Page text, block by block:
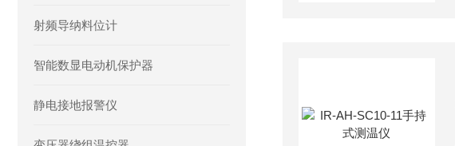
射频导纳料位计
智能数显电动机保护器
静电接地报警仪